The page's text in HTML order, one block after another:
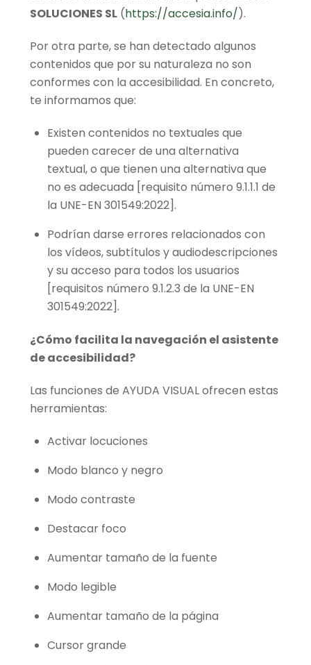
SOLUCIONES SL(https://accesia.info/).
Por otra parte, se han detectado algunos
contenidos que por su naturaleza no son
conformes con la accesibilidad. En concreto,
te informamos que:
Existen contenidos no textuales que
pueden carecer de una alternativa
textual, o que tienen una alternativa que
no es adecuada [requisito número 9.1.1.1 de
la UNE-EN 301549:2022].
Podrían darse errores relacionados con
los vídeos, subtítulos y audiodescripciones
y su acceso para todos los usuarios
[requisitos número 9.1.2.3 de la UNE-EN
301549:2022].
¿Cómo facilita la navegación el asistente
de accesibilidad?
Las funciones de AYUDA VISUAL ofrecen estas
herramientas:
Activar locuciones
Modo blanco y negro
Modo contraste
Destacar foco
Aumentar tamaño de la fuente
Modo legible
Aumentar tamaño de la página
Cursor grande